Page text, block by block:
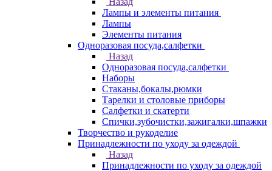
Лампы и элементы питания
Лампы
Элементы питания
Одноразовая посуда,салфетки
Назад
Одноразовая посуда,салфетки
Наборы
Стаканы,бокалы,рюмки
Тарелки и столовые приборы
Салфетки и скатерти
Спички,зубочистки,зажигалки,шпажки
Творчество и рукоделие
Принадлежности по уходу за одеждой
Назад
Принадлежности по уходу за одеждой